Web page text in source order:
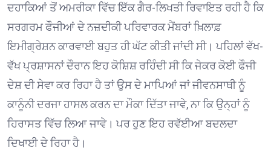
ਦਹਾਕਿਆਂ ਤੋਂ ਅਮਰੀਕਾ ਵਿੱਚ ਇੱਕ ਗੈਰ-ਲਿਖਤੀ ਰਿਵਾਇਤ ਰਹੀ ਹੈ ਕਿ
ਸਰਗਰਮ ਫੌਜੀਆਂ ਦੇ ਨਜ਼ਦੀਕੀ ਪਰਿਵਾਰਕ ਮੈਂਬਰਾਂ ਖ਼ਿਲਾਫ਼
ਇਮੀਗ੍ਰੇਸ਼ਨ ਕਾਰਵਾਈ ਬਹੁਤ ਹੀ ਘੱਟ ਕੀਤੀ ਜਾਂਦੀ ਸੀ। ਪਹਿਲਾਂ ਵੱਖ-
ਵੱਖ ਪ੍ਰਸ਼ਾਸਨਾਂ ਦੌਰਾਨ ਇਹ ਕੋਸ਼ਿਸ਼ ਰਹਿੰਦੀ ਸੀ ਕਿ ਜੇਕਰ ਕੋਈ ਫੌਜੀ
ਦੇਸ਼ ਦੀ ਸੇਵਾ ਕਰ ਰਿਹਾ ਹੈ ਤਾਂ ਉਸ ਦੇ ਮਾਪਿਆਂ ਜਾਂ ਜੀਵਨਸਾਥੀ ਨੂੰ
ਕਾਨੂੰਨੀ ਦਰਜਾ ਹਾਸਲ ਕਰਨ ਦਾ ਮੌਕਾ ਦਿੱਤਾ ਜਾਵੇ, ਨਾ ਕਿ ਉਨ੍ਹਾਂ ਨੂੰ
ਹਿਰਾਸਤ ਵਿੱਚ ਲਿਆ ਜਾਵੇ। ਪਰ ਹੁਣ ਇਹ ਰਵੱਈਆ ਬਦਲਦਾ
ਦਿਖਾਈ ਦੇ ਰਿਹਾ ਹੈ। ⁠